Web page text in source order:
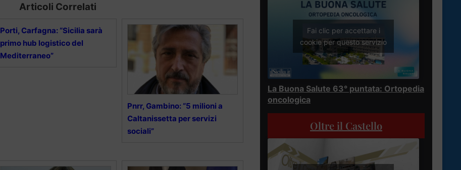
Articoli Correlati
Porti, Carfagna: “Sicilia sarà
primo hub logistico del
Mediterraneo”
Pnrr, Gambino: “5 milioni a
Caltanissetta per servizi
sociali”
Fai clic per accettare i
cookie per questo servizio
La Buona Salute 63° puntata: Ortopedia
oncologica
Oltre il Castello